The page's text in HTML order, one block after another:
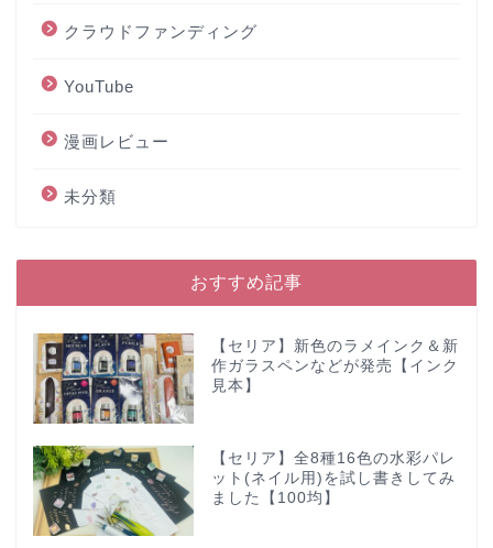
クラウドファンディング
YouTube
漫画レビュー
未分類
おすすめ記事
【セリア】新色のラメインク＆新
作ガラスペンなどが発売【インク
見本】
【セリア】全8種16色の水彩パレ
ット(ネイル用)を試し書きしてみ
ました【100均】